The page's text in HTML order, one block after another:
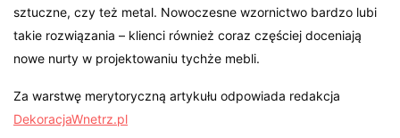
sztuczne, czy też metal. Nowoczesne wzornictwo bardzo lubi
takie rozwiązania – klienci również coraz częściej doceniają
nowe nurty w projektowaniu tychże mebli.
Za warstwę merytoryczną artykułu odpowiada redakcja
DekoracjaWnetrz.pl